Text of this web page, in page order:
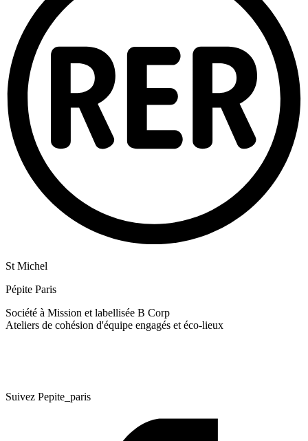
St Michel
Pépite Paris
Société à Mission et labellisée B Corp
Ateliers de cohésion d'équipe engagés et éco-lieux
Suivez Pepite_paris